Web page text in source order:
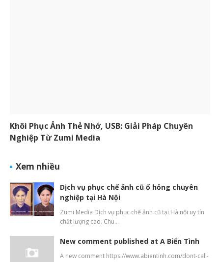
Khôi Phục Ảnh Thẻ Nhớ, USB: Giải Pháp Chuyên
Nghiệp Từ Zumi Media
Xem nhiều
Dịch vụ phục chế ảnh cũ ố hỏng chuyên
nghiệp tại Hà Nội
Zumi Media Dịch vụ phục chế ảnh cũ tại Hà nội uy tín
chất lượng cao. Chu…
New comment published at A Biển Tình
A new comment https://www.abientinh.com/dont-call-